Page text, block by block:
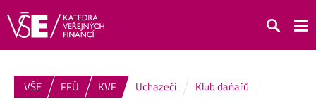
Hledat
VŠE FFÚ KVF Uchazeči
Klub daňařů